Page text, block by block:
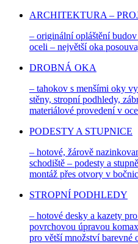
ARCHITEKTURA –
– originální opláštění
oceli – největší oka
DROBNÁ OKA
– tahokov s menšími oky
stěny, stropní podhledy,
materiálové provedení v
PODESTY A STUPNICE
– hotové, žárově
schodiště – podesty a
montáž přes otvory v
STROPNÍ PODHLEDY
– hotové desky a kazety
povrchovou úpravou
pro větší množství barevné